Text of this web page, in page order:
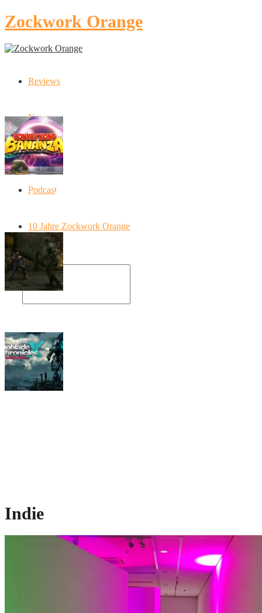
Zockwork Orange
Reviews
News
Artikel
Podcast
10 Jahre Zockwork Orange
Donkey Kong Bananza: “Ich mache alles
Indie